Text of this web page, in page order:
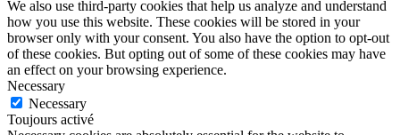
We also use third-party cookies that help us analyze and understand
how you use this website. These cookies will be stored in your
browser only with your consent. You also have the option to opt-out
of these cookies. But opting out of some of these cookies may have
an effect on your browsing experience.
Necessary
Necessary
Toujours activé